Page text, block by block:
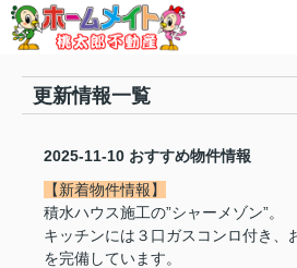
更新情報一覧
2025-11-10 おすすめ物件情報
【新着物件情報】
積水ハウス施工の”シャーメゾン”。
キッチンには３口ガスコンロ付き、
を完備しています。